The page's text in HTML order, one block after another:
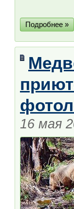
Подробнее »
16 мая